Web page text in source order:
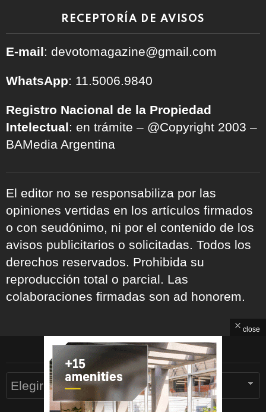
RECEPTORÍA DE AVISOS
E-mail: devotomagazine@gmail.com
WhatsApp: 11.5006.9840
Registro Nacional de la Propiedad
Intelectual: en trámite – @Copyright 2003 –
BAMedia Argentina
El editor no se responsabiliza por las
opiniones vertidas en los artículos firmados
o con seudónimo, ni por el contenido de los
avisos publicitarios o solicitadas. Todos los
derechos reservados. Prohibida su
reproducción total o parcial. Las
colaboraciones firmadas son ad honorem.
ARCHIVOS
Archivos
close